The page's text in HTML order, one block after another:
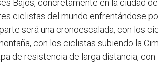
Bajos, concretamente en la ciudad
ciclistas del mundo enfrentándose
será una cronoescalada, con los
con los ciclistas subiendo la
de resistencia de larga distancia,